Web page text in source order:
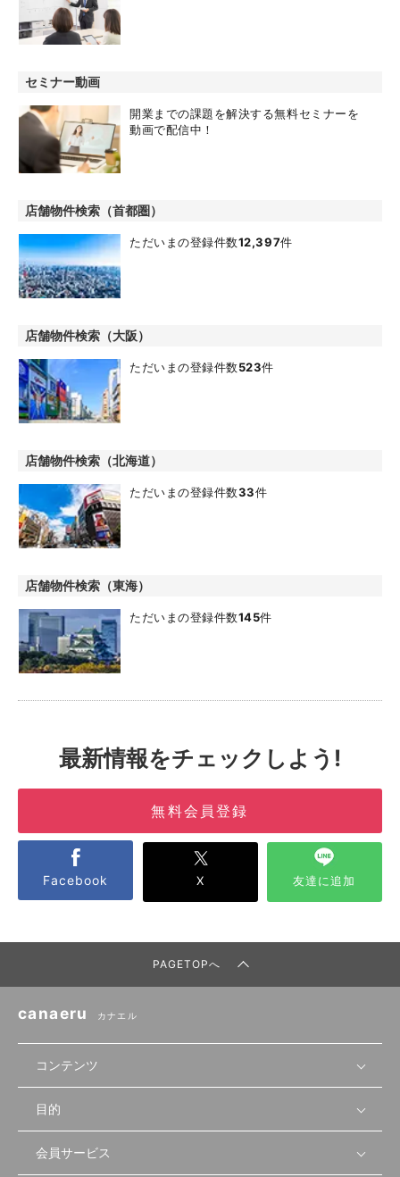
セミナー動画
開業までの課題を解決する無料セミナーを
動画で配信中！
店舗物件検索（首都圏）
ただいまの登録件数12,397件
店舗物件検索（大阪）
ただいまの登録件数523件
店舗物件検索（北海道）
ただいまの登録件数33件
店舗物件検索（東海）
ただいまの登録件数145件
最新情報をチェックしよう!
無料会員登録
Facebook X 友達に追加
PAGETOPへ
canaeru カナエル
コンテンツ
無料開業相談
物件を探す
目的
店舗運営
会員サービス